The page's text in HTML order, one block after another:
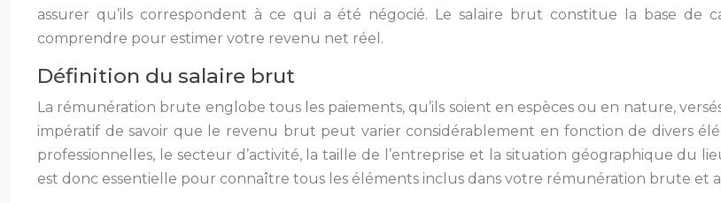
assurer qu’ils correspondent à ce qui a été négocié. Le salaire brut constitue la base de
comprendre pour estimer votre revenu net réel.
Définition du salaire brut
La rémunération brute englobe tous les paiements, qu’ils soient en espèces ou en nature,
impératif de savoir que le revenu brut peut varier considérablement en fonction de divers
professionnelles, le secteur d’activité, la taille de l’entreprise et la situation géographique du
est donc essentielle pour connaître tous les éléments inclus dans votre rémunération brute et